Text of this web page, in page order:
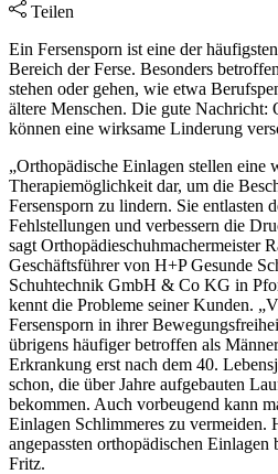
Teilen
Ein Fersensporn ist eine der
Bereich der Ferse. Besonders
stehen oder gehen, wie etwa
ältere Menschen. Die gute Nachricht:
können eine wirksame Linderung
„Orthopädische Einlagen stellen eine
Therapiemöglichkeit dar, um die
Fersensporn zu lindern. Sie entlasten
Fehlstellungen und verbessern die
sagt Orthopädieschuhmachermeister
Geschäftsführer von H+P Gesunde
Schuhtechnik GmbH & Co KG in
kennt die Probleme seiner Kunden.
Fersensporn in ihrer
übrigens häufiger betroffen als
Erkrankung erst nach dem 40.
schon, die über Jahre aufgebauten
bekommen. Auch vorbeugend kann
Einlagen Schlimmeres zu vermeiden.
angepassten orthopädischen
Fritz.